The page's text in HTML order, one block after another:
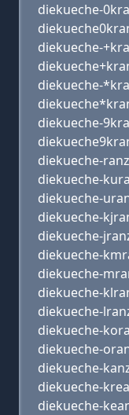
diekueche-
diekueche-
diekueche-
diekueche-
diekueche-
diekueche-
diekueche-
diekueche-
diekueche-
diekueche-
diekueche-
diekueche-
diekueche-
diekueche-
diekueche-
diekueche-
diekueche-
diekueche-